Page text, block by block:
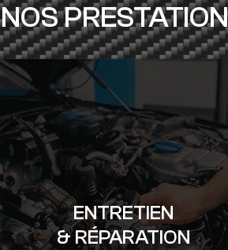
NOS
ENTRETIEN
& RÉPARATION